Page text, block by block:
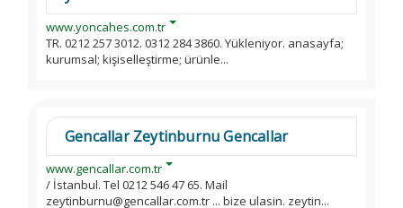
www.yoncahes.com.tr
TR. 0212 257 3012. 0312 284 3860. Yükleniyor. anasayfa;
kurumsal; kişiselleştirme; ürünle...
Gencallar Zeytinburnu Gencallar
www.gencallar.com.tr
/ İstanbul. Tel 0212 546 47 65. Mail
zeytinburnu@gencallar.com.tr ... bize ulasin. zeytin...